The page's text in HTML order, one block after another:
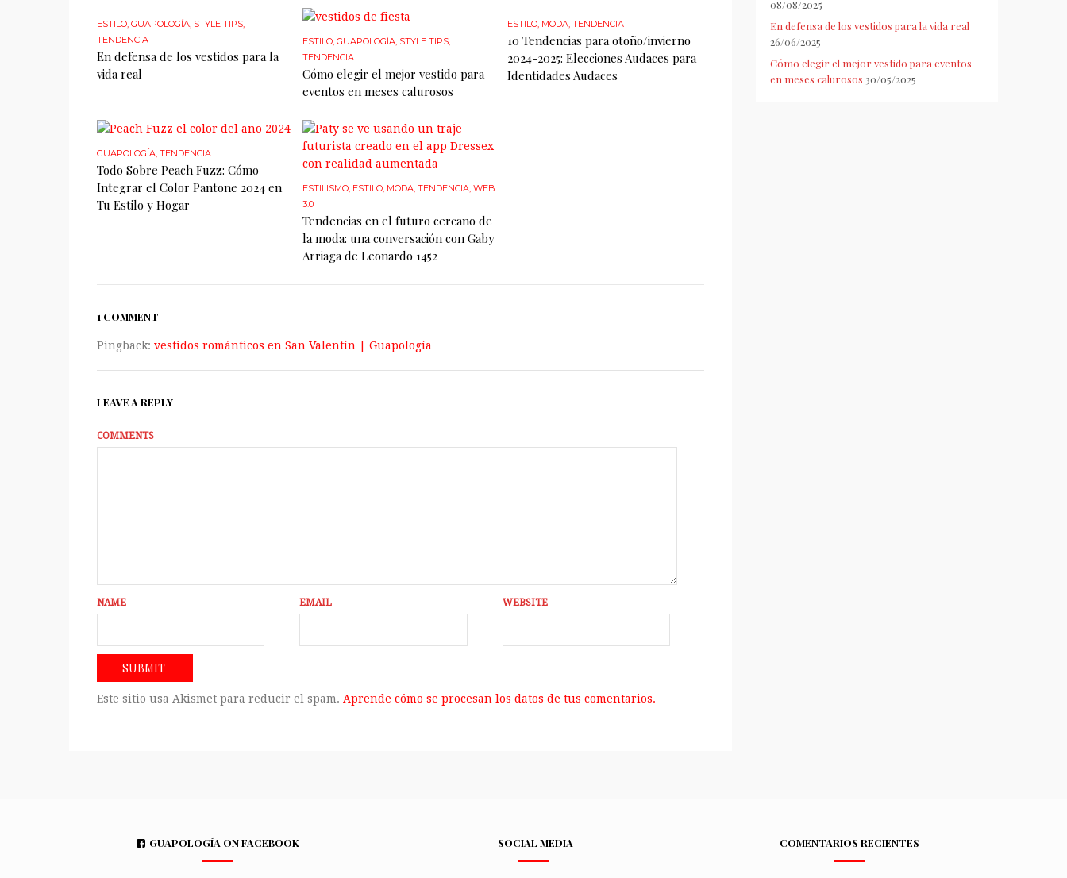
ESTILO, GUAPOLOGÍA, STYLE TIPS,
TENDENCIA
En defensa de los vestidos para la
vida real
ESTILO, GUAPOLOGÍA, STYLE TIPS,
TENDENCIA
Cómo elegir el mejor vestido para
eventos en meses calurosos
ESTILO, MODA,TENDENCIA
10 Tendencias para otoño/invierno
2024-2025: Elecciones Audaces para
Identidades Audaces
GUAPOLOGÍA, TENDENCIA
Todo Sobre Peach Fuzz: Cómo
Integrar el Color Pantone 2024 en
Tu Estilo y Hogar
ESTILISMO, ESTILO, MODA, TENDENCIA, WEB
3.0
Tendencias en el futuro cercano de
la moda: una conversación con Gaby
Arriaga de Leonardo 1452
1 COMMENT
Pingback: vestidos románticos en San Valentín | Guapologí­a
LEAVE A REPLY
COMMENTS
NAME EMAIL WEBSITE
Este sitio usa Akismet para reducir el spam. Aprende cómo se procesan los datos de tus comentarios.
08/08/2025
En defensa de los vestidos para la vida real
26/06/2025
Cómo elegir el mejor vestido para eventos
en meses calurosos 30/05/2025
GUAPOLOGÍA ON FACEBOOK SOCIAL MEDIA COMENTARIOS RECIENTES